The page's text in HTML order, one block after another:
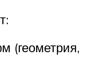
(геометрия,